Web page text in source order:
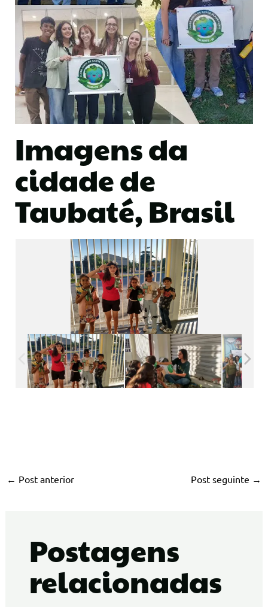
Imagens da
cidade de
Taubaté, Brasil
← Post anterior Post seguinte →
Postagens
relacionadas